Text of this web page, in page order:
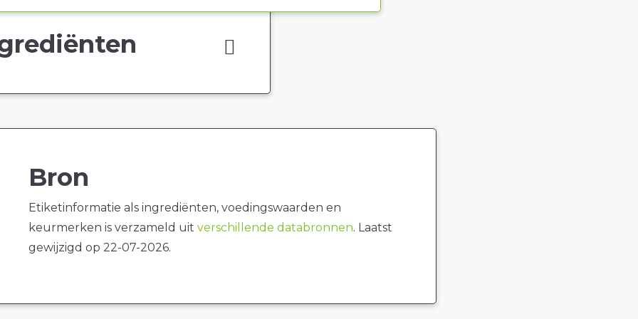
Bron
Etiketinformatie als ingrediënten, voedingswaarden en
keurmerken is verzameld uit verschillende databronnen. Laatst
gewijzigd op 22-07-2026.